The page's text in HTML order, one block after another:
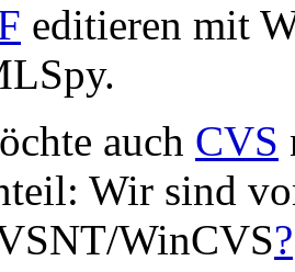
editieren mit
auch CVS
Wir sind
WinCVS?